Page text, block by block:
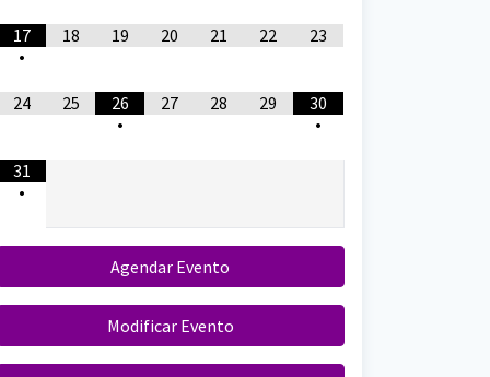
17
•
18 19 20 21 22 23
24 25
26
•
27 28 29
30
•
31
•
Agendar Evento
Modificar Evento